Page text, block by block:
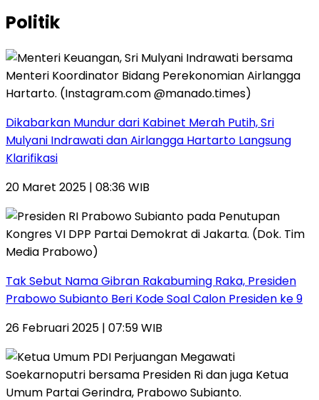
Politik
Dikabarkan Mundur dari Kabinet Merah Putih, Sri
Mulyani Indrawati dan Airlangga Hartarto Langsung
Klarifikasi
20 Maret 2025 | 08:36 WIB
Tak Sebut Nama Gibran Rakabuming Raka, Presiden
Prabowo Subianto Beri Kode Soal Calon Presiden ke 9
26 Februari 2025 | 07:59 WIB